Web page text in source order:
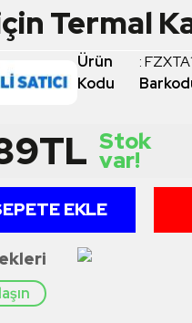
Termal
Ürün
Kodu
:
TL Stok
var!
EKLE